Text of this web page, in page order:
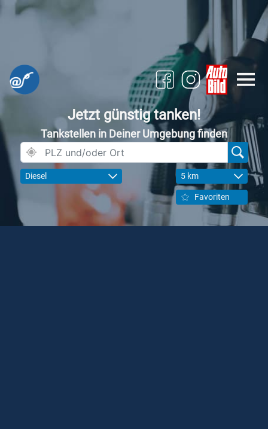
Jetzt günstig tanken!
Tankstellen in Deiner Umgebung finden
Diesel 5 km
Favoriten